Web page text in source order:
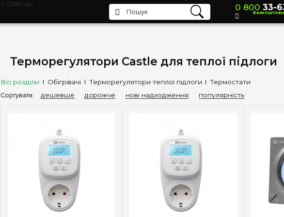
Терморегулятори Castle для теплої підлоги
Всі розділи Обігрівачі Терморегулятори теплої підлоги Термостати
Сортувати: дешевше дорожче нові надходження популярність
0 800 33-